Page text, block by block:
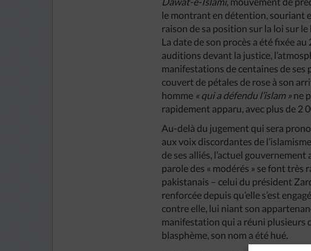
le montrant en détention, souriant
raison de sa position sur la loi sur
La date de son procès a été fixée
auditions devant la justice,
manifestations de centaines de ses
couvert de pétales de rose à son
homme « qui a défendu l’islam » ne
rapidement apparu, avec plus de 2
Au-delà du jugement qui sera
aux voix discordantes de
de ses alliés, l’actuel
parole des « modérés » se font très
pakistanais – celui du président
renforcée depuis qu’elle s’est
contre elle, lui niant son
manifestation qui a réuni plusieurs
blasphème, son nom a été hué.